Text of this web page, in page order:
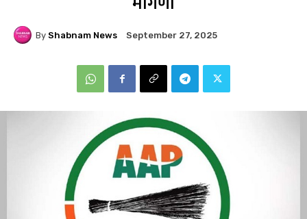
By Shabnam News September 27, 2025